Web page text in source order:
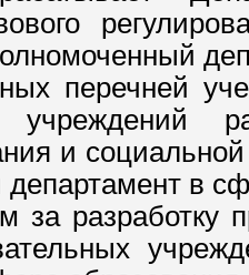
перечней
учреждений
и
в
за разработку